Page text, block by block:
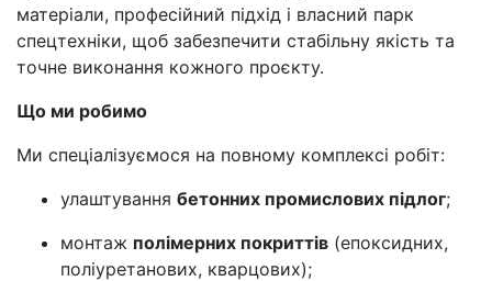
матеріали, професійний підхід і власний парк
спецтехніки, щоб забезпечити стабільну якість та
точне виконання кожного проєкту.
Що ми робимо
Ми спеціалізуємося на повному комплексі робіт:
улаштування бетонних промислових підлог;
монтаж полімерних покриттів (епоксидних,
поліуретанових, кварцових);